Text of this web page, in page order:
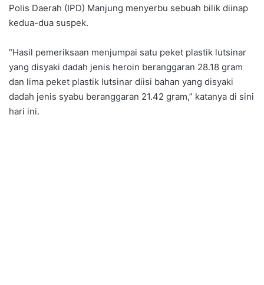
Polis Daerah (IPD) Manjung menyerbu sebuah bilik diinap
kedua-dua suspek.
“Hasil pemeriksaan menjumpai satu peket plastik lutsinar
yang disyaki dadah jenis heroin beranggaran 28.18 gram
dan lima peket plastik lutsinar diisi bahan yang disyaki
dadah jenis syabu beranggaran 21.42 gram,” katanya di sini
hari ini.